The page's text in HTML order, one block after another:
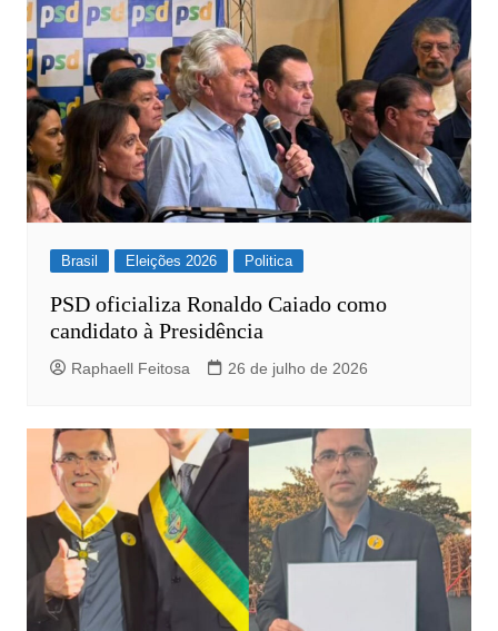
Brasil Eleições 2026 Politica
PSD oficializa Ronaldo Caiado como
candidato à Presidência
Raphaell Feitosa 26 de julho de 2026